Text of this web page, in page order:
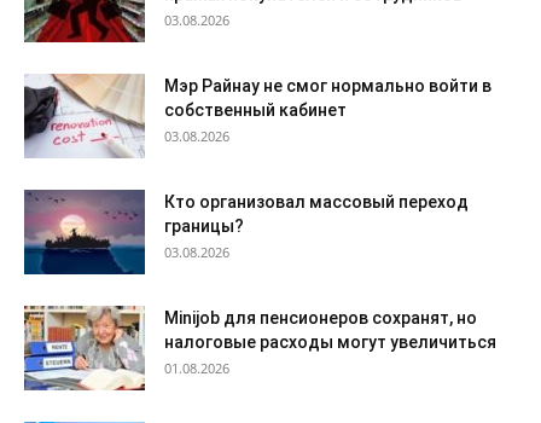
03.08.2026
Мэр Райнау не смог нормально войти в
собственный кабинет
03.08.2026
Кто организовал массовый переход
границы?
03.08.2026
Minijob для пенсионеров сохранят, но
налоговые расходы могут увеличиться
01.08.2026